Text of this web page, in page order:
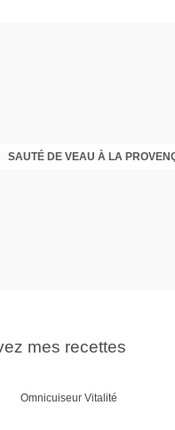
SAUTÉ DE VEAU À LA
mes recettes
Omnicuiseur Vitalité